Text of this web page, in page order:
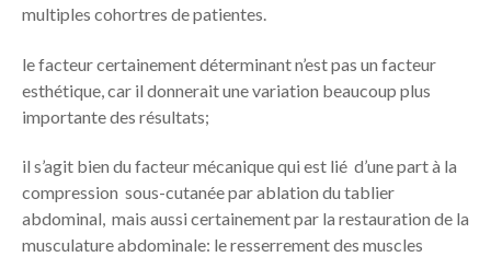
multiples cohortres de patientes.
le facteur certainement déterminant n’est pas un facteur
esthétique, car il donnerait une variation beaucoup plus
importante des résultats;
il s’agit bien du facteur mécaniquequi est lié d’une part à la
compression sous-cutanée par ablation du tablier
abdominal, mais aussi certainement par la restauration de la
musculature abdominale: le resserrement des muscles